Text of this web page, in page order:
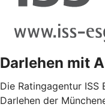
Darlehen mit
Die Ratingagentur ISS
Darlehen der